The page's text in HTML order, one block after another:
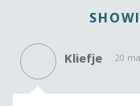
Kliefje 20